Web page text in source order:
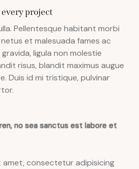
every project
Pellentesque habitant morbi
et malesuada fames ac
ligula non molestie
risus, blandit maximus augue
Duis id mi tristique, pulvinar
no sea sanctus est labore et
amet, consectetur adipisicing